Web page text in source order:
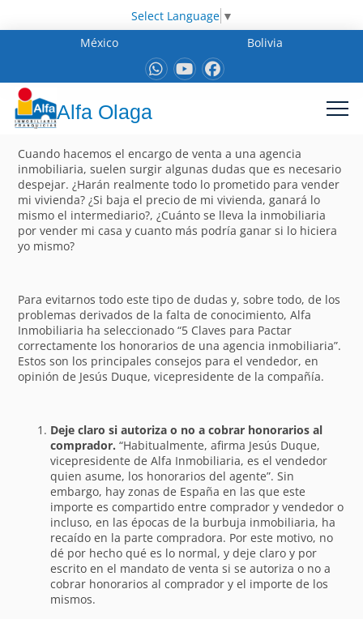
Select Language ▼
México
Bolivia
Alfa Olaga
Cuando hacemos el encargo de venta a una agencia
inmobiliaria, suelen surgir algunas dudas que es necesario
despejar. ¿Harán realmente todo lo prometido para vender
mi vivienda? ¿Si baja el precio de mi vivienda, ganará lo
mismo el intermediario?, ¿Cuánto se lleva la inmobiliaria
por vender mi casa y cuanto más podría ganar si lo hiciera
yo mismo?
Para evitarnos todo este tipo de dudas y, sobre todo, de los
problemas derivados de la falta de conocimiento, Alfa
Inmobiliaria ha seleccionado “5 Claves para Pactar
correctamente los honorarios de una agencia inmobiliaria”.
Estos son los principales consejos para el vendedor, en
opinión de Jesús Duque, vicepresidente de la compañía.
Deje claro si autoriza o no a cobrar honorarios al
comprador. “Habitualmente, afirma Jesús Duque,
vicepresidente de Alfa Inmobiliaria, es el vendedor
quien asume, los honorarios del agente”. Sin
embargo, hay zonas de España en las que este
importe es compartido entre comprador y vendedor o
incluso, en las épocas de la burbuja inmobiliaria, ha
recaído en la parte compradora. Por este motivo, no
dé por hecho qué es lo normal, y deje claro y por
escrito en el mandato de venta si se autoriza o no a
cobrar honorarios al comprador y el importe de los
mismos.